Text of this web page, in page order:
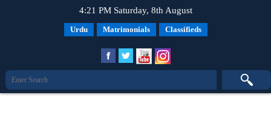
4:21 PM Saturday, 8th August
Urdu Matrimonials Classifieds